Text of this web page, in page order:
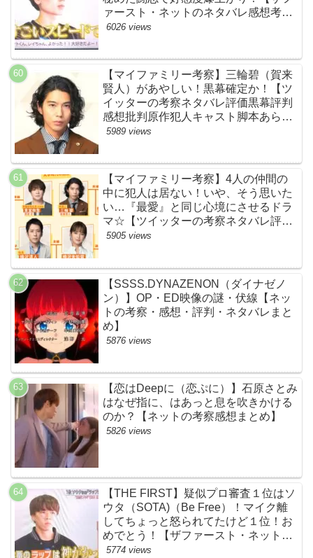
ァースト・ネットのネタバレ感想考察
まとめ・スッキリ・BE:FIRST・ビー
6026 views
【マイファミリー考察】三輪碧（賀来
賢人）があやしい！黒幕確定か！【ツ
イッターの考察ネタバレ評価黒幕評判
感想批判原作犯人キャスト脚本あらす
じ伏線まとめ】
5989 views
【マイファミリー考察】4人の仲間の
中に犯人は居ない！いや、そう思いた
い…『最愛』と同じ心境にさせるドラ
マ☆【ツイッターの考察ネタバレ評価
黒幕評判感想批判原作犯人キャスト脚
5905 views
【SSSS.DYNAZENON（ダイナゼノ
ン）】OP・ED映像の謎・伏線【ネッ
トの考察・感想・評判・ネタバレまと
め】
5876 views
【恋はDeepに（恋ぷに）】石原さとみ
はなぜ指に、はあっと息を吹きかける
のか？【ネットの考察感想まとめ】
5826 views
【THE FIRST】疑似プロ審査１位はソ
ウタ（SOTA)（Be Free）！マイク離
してちょっと怒られてたけど１位！お
めでとう！【ザファースト・ネットの
ネタバレ感想考察まとめ・スッキリ・
5774 views